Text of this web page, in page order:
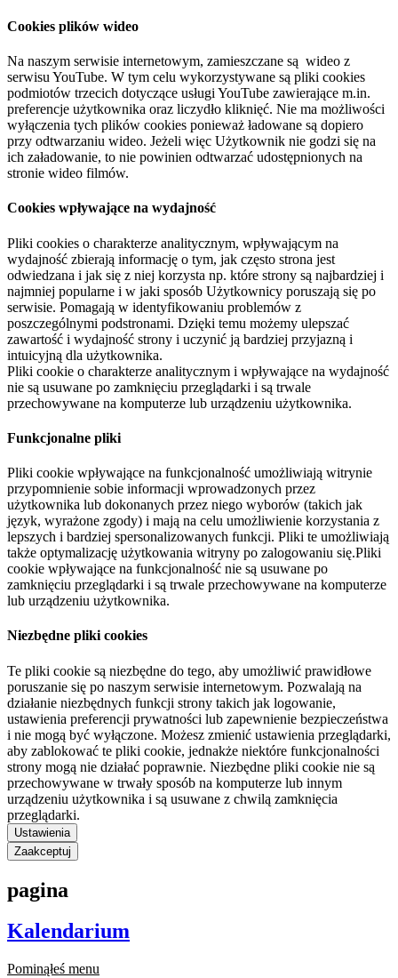
Cookies plików wideo
Na naszym serwisie internetowym, zamieszczane są wideo z
serwisu YouTube. W tym celu wykorzystywane są pliki cookies
podmiotów trzecich dotyczące usługi YouTube zawierające m.in.
preferencje użytkownika oraz liczydło kliknięć. Nie ma możliwości
wyłączenia tych plików cookies ponieważ ładowane są dopiero
przy odtwarzaniu wideo. Jeżeli więc Użytkownik nie godzi się na
ich załadowanie, to nie powinien odtwarzać udostępnionych na
stronie wideo filmów.
Cookies wpływające na wydajność
Pliki cookies o charakterze analitycznym, wpływającym na
wydajność zbierają informację o tym, jak często strona jest
odwiedzana i jak się z niej korzysta np. które strony są najbardziej i
najmniej popularne i w jaki sposób Użytkownicy poruszają się po
serwisie. Pomagają w identyfikowaniu problemów z
poszczególnymi podstronami. Dzięki temu możemy ulepszać
zawartość i wydajność strony i uczynić ją bardziej przyjazną i
intuicyjną dla użytkownika.
Pliki cookie o charakterze analitycznym i wpływające na wydajność
nie są usuwane po zamknięciu przeglądarki i są trwale
przechowywane na komputerze lub urządzeniu użytkownika.
Funkcjonalne pliki
Pliki cookie wpływające na funkcjonalność umożliwiają witrynie
przypomnienie sobie informacji wprowadzonych przez
użytkownika lub dokonanych przez niego wyborów (takich jak
język, wyrażone zgody) i mają na celu umożliwienie korzystania z
lepszych i bardziej spersonalizowanych funkcji. Pliki te umożliwiają
także optymalizację użytkowania witryny po zalogowaniu się.Pliki
cookie wpływające na funkcjonalność nie są usuwane po
zamknięciu przeglądarki i są trwale przechowywane na komputerze
lub urządzeniu użytkownika.
Niezbędne pliki cookies
Te pliki cookie są niezbędne do tego, aby umożliwić prawidłowe
poruszanie się po naszym serwisie internetowym. Pozwalają na
działanie niezbędnych funkcji strony takich jak logowanie,
ustawienia preferencji prywatności lub zapewnienie bezpieczeństwa
i nie mogą być wyłączone. Możesz zmienić ustawienia przeglądarki,
aby zablokować te pliki cookie, jednakże niektóre funkcjonalności
strony mogą nie działać poprawnie. Niezbędne pliki cookie nie są
przechowywane w trwały sposób na komputerze lub innym
urządzeniu użytkownika i są usuwane z chwilą zamknięcia
przeglądarki.
Ustawienia
Zaakceptuj
pagina
Kalendarium
Pominąłeś menu